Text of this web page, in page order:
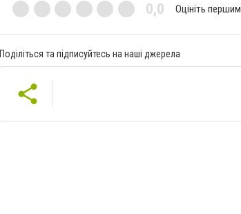
0,0 Оцініть першим
Поділіться та підписуйтесь на наші джерела